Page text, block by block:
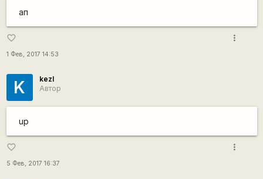
ап
favorite_border
1 Фев, 2017 14:53
more_vert
K
kezl
Автор
up
favorite_border
5 Фев, 2017 16:37
more_vert